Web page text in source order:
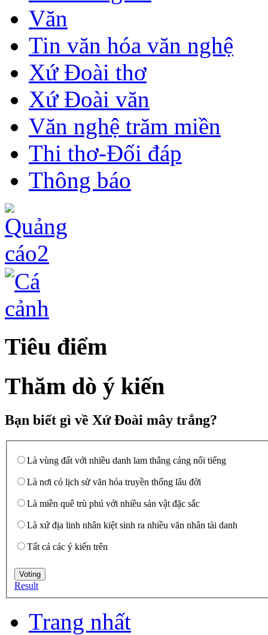
Văn
Tin văn hóa văn nghệ
Xứ Đoài thơ
Xứ Đoài văn
Văn nghệ trăm miền
Thi thơ-Đối đáp
Thông báo
Tiêu điểm
Thăm dò ý kiến
Bạn biết gì về Xứ Đoài mây trắng?
Là vùng đất với nhiều danh lam thắng cảng nổi tiếng
Là nơi có lịch sử văn hóa truyền thống lâu đời
Là miền quê trù phú với nhiều sản vật đặc sắc
Là xứ địa linh nhân kiệt sinh ra nhiều văn nhân tài danh
Tất cả các ý kiến trên
Result
Trang nhất